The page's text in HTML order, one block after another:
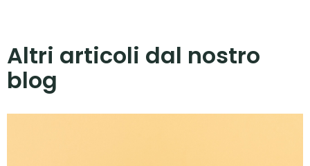
Altri articoli dal nostro
blog